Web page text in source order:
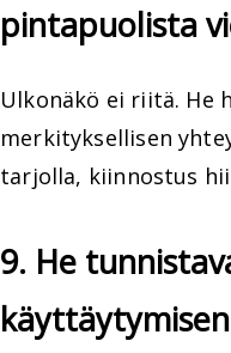
pintapuolista
Ulkonäkö ei riitä. He
merkityksellisen
tarjolla, kiinnostus
9. He